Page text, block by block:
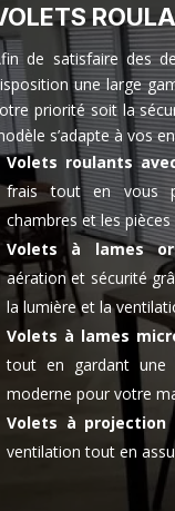
de satisfaire des
une large
priorité soit la
s’adapte à vos
Volets roulants
frais tout en vous
chambres et les pièces
Volets à lames
aération et sécurité
la lumière et la
Volets à lames
tout en gardant une
moderne pour votre
Volets à projection
ventilation tout en